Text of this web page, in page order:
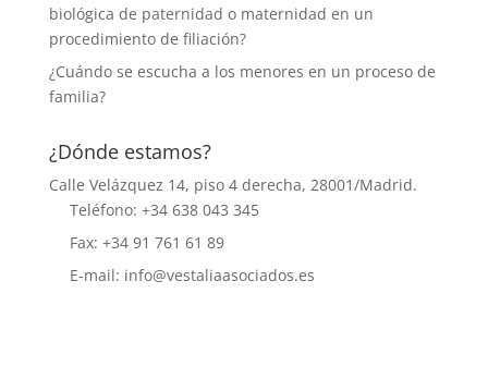
biológica de paternidad o maternidad en un
procedimiento de filiación?
¿Cuándo se escucha a los menores en un proceso de
familia?
¿Dónde estamos?
Calle Velázquez 14, piso 4 derecha, 28001/Madrid.
Teléfono: +34 638 043 345
Fax: +34 91 761 61 89
E-mail: info@vestaliaasociados.es